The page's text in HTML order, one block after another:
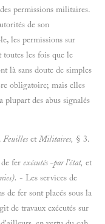
permissions militaires.
de son
les permissions sur
les fois que le
là sans doute de simples
obligatoire; mais elles
plupart des abus signalés
Feuilles etMilitaires, § 3.
fer exécutés -par l'état, et
- Les services de
de fer sont placés sous la
de travaux exécutés sur